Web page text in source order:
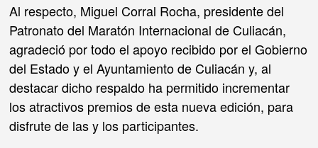
Al respecto, Miguel Corral Rocha, presidente del
Patronato del Maratón Internacional de Culiacán,
agradeció por todo el apoyo recibido por el Gobierno
del Estado y el Ayuntamiento de Culiacán y, al
destacar dicho respaldo ha permitido incrementar
los atractivos premios de esta nueva edición, para
disfrute de las y los participantes.